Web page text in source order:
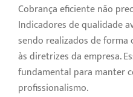
Cobrança eficiente não
Indicadores de qualidade
sendo realizados de forma
às diretrizes da empresa.
fundamental para manter
profissionalismo.